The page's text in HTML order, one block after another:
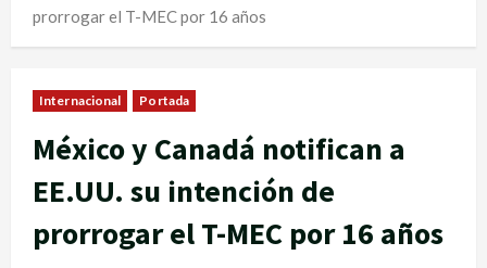
prorrogar el T-MEC por 16 años
Internacional Portada
México y Canadá notifican a
EE.UU. su intención de
prorrogar el T-MEC por 16 años